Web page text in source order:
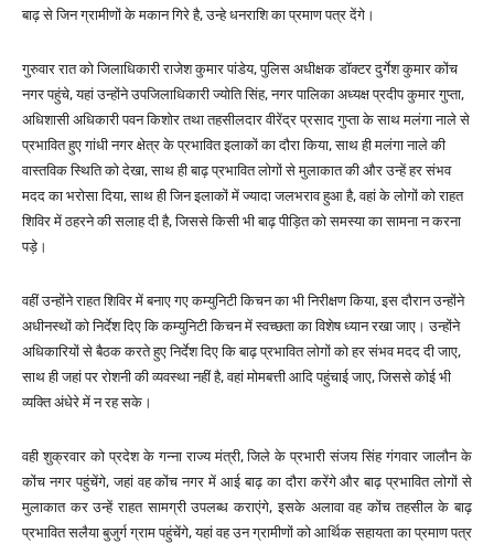
बाढ़ से जिन ग्रामीणों के मकान गिरे है, उन्हे धनराशि का प्रमाण पत्र देंगे।
गुरुवार रात को जिलाधिकारी राजेश कुमार पांडेय, पुलिस अधीक्षक डॉक्टर दुर्गेश कुमार कोंच
नगर पहुंचे, यहां उन्होंने उपजिलाधिकारी ज्योति सिंह, नगर पालिका अध्यक्ष प्रदीप कुमार गुप्ता,
अधिशासी अधिकारी पवन किशोर तथा तहसीलदार वीरेंद्र प्रसाद गुप्ता के साथ मलंगा नाले से
प्रभावित हुए गांधी नगर क्षेत्र के प्रभावित इलाकों का दौरा किया, साथ ही मलंगा नाले की
वास्तविक स्थिति को देखा, साथ ही बाढ़ प्रभावित लोगों से मुलाकात की और उन्हें हर संभव
मदद का भरोसा दिया, साथ ही जिन इलाकों में ज्यादा जलभराव हुआ है, वहां के लोगों को राहत
शिविर में ठहरने की सलाह दी है, जिससे किसी भी बाढ़ पीड़ित को समस्या का सामना न करना
पड़े।
वहीं उन्होंने राहत शिविर में बनाए गए कम्युनिटी किचन का भी निरीक्षण किया, इस दौरान उन्होंने
अधीनस्थों को निर्देश दिए कि कम्युनिटी किचन में स्वच्छता का विशेष ध्यान रखा जाए। उन्होंने
अधिकारियों से बैठक करते हुए निर्देश दिए कि बाढ़ प्रभावित लोगों को हर संभव मदद दी जाए,
साथ ही जहां पर रोशनी की व्यवस्था नहीं है, वहां मोमबत्ती आदि पहुंचाई जाए, जिससे कोई भी
व्यक्ति अंधेरे में न रह सके।
वही शुक्रवार को प्रदेश के गन्ना राज्य मंत्री, जिले के प्रभारी संजय सिंह गंगवार जालौन के
कोंच नगर पहुंचेंगे, जहां वह कोंच नगर में आई बाढ़ का दौरा करेंगे और बाढ़ प्रभावित लोगों से
मुलाकात कर उन्हें राहत सामग्री उपलब्ध कराएंगे, इसके अलावा वह कोंच तहसील के बाढ़
प्रभावित सलैया बुजुर्ग ग्राम पहुंचेंगे, यहां वह उन ग्रामीणों को आर्थिक सहायता का प्रमाण पत्र